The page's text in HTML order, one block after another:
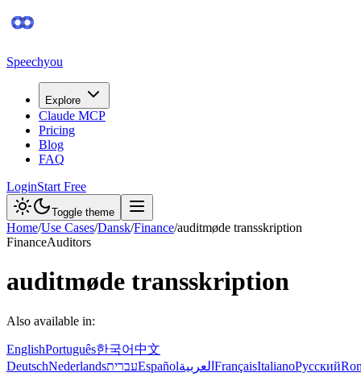
Speechyou
Explore
Claude MCP
Pricing
Blog
FAQ
LoginStart Free
Toggle theme
Home/Use Cases/Dansk/Finance/auditmøde transskription
FinanceAuditors
auditmøde transskription
Also available in:
EnglishPortuguês한국어中文
DeutschNederlandsעבריתEspañolالعربية FrançaisItalianoРусский